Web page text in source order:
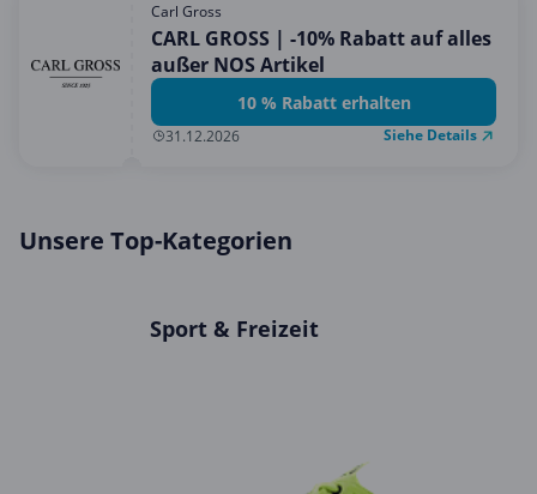
Carl Gross
CARL GROSS | -10% Rabatt auf alles
außer NOS Artikel
10 % Rabatt erhalten
31.12.2026 Siehe Details
Unsere Top-Kategorien
Sport & Freizeit